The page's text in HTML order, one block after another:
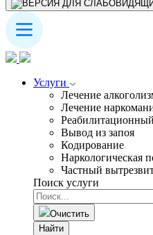
Услуги
Лечение
Лечение
Вывод из запоя
Кодирование
Наркологическая
Частный
Поиск услуги
Очистить
Найти